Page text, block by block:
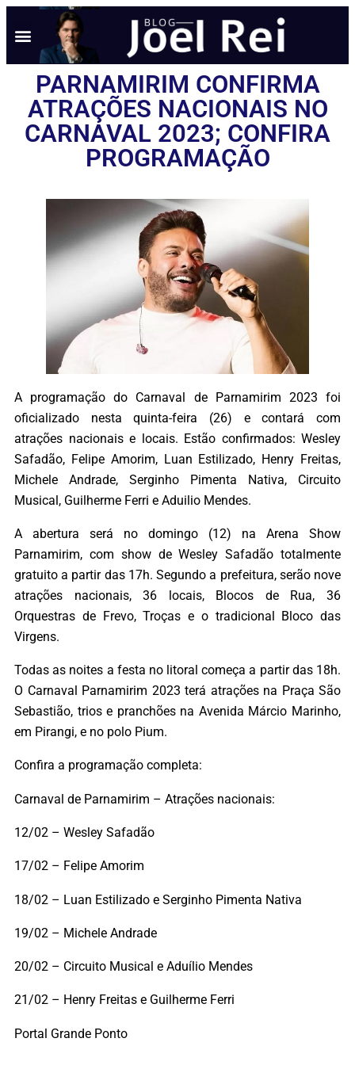
PARNAMIRIM CONFIRMA
ATRAÇÕES NACIONAIS NO
CARNAVAL 2023; CONFIRA
PROGRAMAÇÃO
A programação do Carnaval de Parnamirim 2023 foi
oficializado nesta quinta-feira (26) e contará com
atrações nacionais e locais. Estão confirmados: Wesley
Safadão, Felipe Amorim, Luan Estilizado, Henry Freitas,
Michele Andrade, Serginho Pimenta Nativa, Circuito
Musical, Guilherme Ferri e Aduilio Mendes.
A abertura será no domingo (12) na Arena Show
Parnamirim, com show de Wesley Safadão totalmente
gratuito a partir das 17h. Segundo a prefeitura, serão nove
atrações nacionais, 36 locais, Blocos de Rua, 36
Orquestras de Frevo, Troças e o tradicional Bloco das
Virgens.
Todas as noites a festa no litoral começa a partir das 18h.
O Carnaval Parnamirim 2023 terá atrações na Praça São
Sebastião, trios e pranchões na Avenida Márcio Marinho,
em Pirangi, e no polo Pium.
Confira a programação completa:
Carnaval de Parnamirim – Atrações nacionais:
12/02 – Wesley Safadão
17/02 – Felipe Amorim
18/02 – Luan Estilizado e Serginho Pimenta Nativa
19/02 – Michele Andrade
20/02 – Circuito Musical e Aduílio Mendes
21/02 – Henry Freitas e Guilherme Ferri
Portal Grande Ponto